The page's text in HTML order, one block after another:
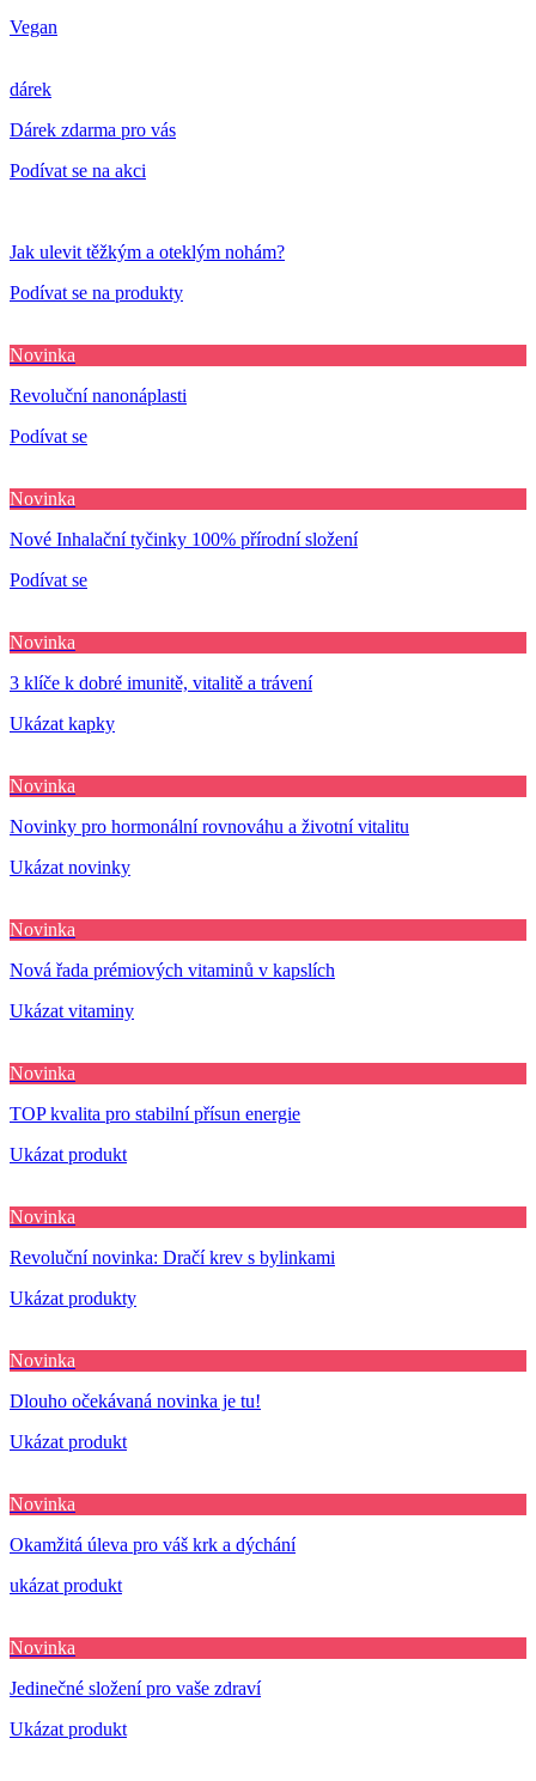
Vegan
dárek
Dárek zdarma pro vás
Podívat se na akci
Jak ulevit těžkým a oteklým nohám?
Podívat se na produkty
Novinka
Revoluční nanonáplasti
Podívat se
Novinka
Nové Inhalační tyčinky 100% přírodní složení
Podívat se
Novinka
3 klíče k dobré imunitě, vitalitě a trávení
Ukázat kapky
Novinka
Novinky pro hormonální rovnováhu a životní vitalitu
Ukázat novinky
Novinka
Nová řada prémiových vitaminů v kapslích
Ukázat vitaminy
Novinka
TOP kvalita pro stabilní přísun energie
Ukázat produkt
Novinka
Revoluční novinka: Dračí krev s bylinkami
Ukázat produkty
Novinka
Dlouho očekávaná novinka je tu!
Ukázat produkt
Novinka
Okamžitá úleva pro váš krk a dýchání
ukázat produkt
Novinka
Jedinečné složení pro vaše zdraví
Ukázat produkt